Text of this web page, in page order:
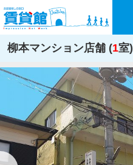
柳本マンション店舗 (1室)